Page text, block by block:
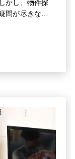
かし、物件探
問が尽きない
がお客様の悩
な悩みを徹底